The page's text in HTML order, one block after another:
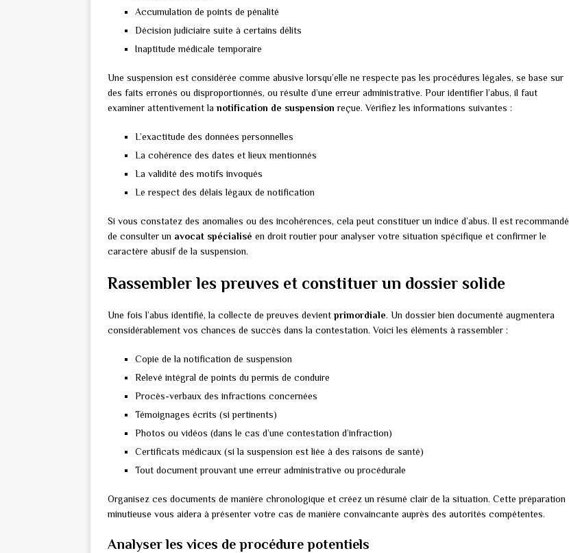
Accumulation de points de pénalité
Décision judiciaire suite à certains délits
Inaptitude médicale temporaire
Une suspension est considérée comme abusive lorsqu’elle ne respecte pas les procédures légales, se base sur
des faits erronés ou disproportionnés, ou résulte d’une erreur administrative. Pour identifier l’abus, il faut
examiner attentivement la notification de suspension reçue. Vérifiez les informations suivantes :
L’exactitude des données personnelles
La cohérence des dates et lieux mentionnés
La validité des motifs invoqués
Le respect des délais légaux de notification
Si vous constatez des anomalies ou des incohérences, cela peut constituer un indice d’abus. Il est recommandé
de consulter un avocat spécialisé en droit routier pour analyser votre situation spécifique et confirmer le
caractère abusif de la suspension.
Rassembler les preuves et constituer un dossier solide
Une fois l’abus identifié, la collecte de preuves devient primordiale. Un dossier bien documenté augmentera
considérablement vos chances de succès dans la contestation. Voici les éléments à rassembler :
Copie de la notification de suspension
Relevé intégral de points du permis de conduire
Procès-verbaux des infractions concernées
Témoignages écrits (si pertinents)
Photos ou vidéos (dans le cas d’une contestation d’infraction)
Certificats médicaux (si la suspension est liée à des raisons de santé)
Tout document prouvant une erreur administrative ou procédurale
Organisez ces documents de manière chronologique et créez un résumé clair de la situation. Cette préparation
minutieuse vous aidera à présenter votre cas de manière convaincante auprès des autorités compétentes.
Analyser les vices de procédure potentiels